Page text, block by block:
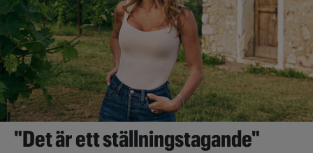
"Det är ett ställningstagande"